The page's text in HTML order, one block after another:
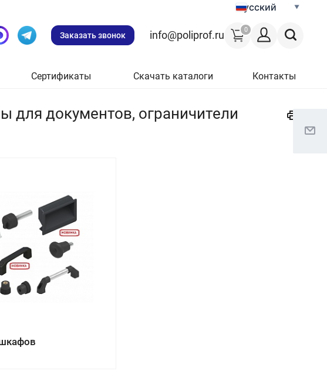
Русский
0
Заказать звонок info@poliprof.ru
Сертификаты Скачать каталоги Контакты
документов, ограничители